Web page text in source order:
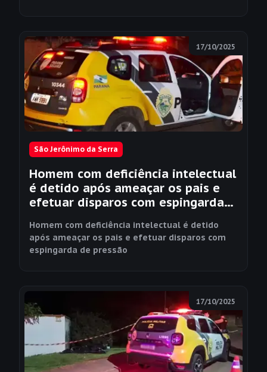
17/10/2025
São Jerônimo da Serra
Homem com deficiência intelectual
é detido após ameaçar os pais e
efetuar disparos com espingarda
Homem com deficiência intelectual é detido
após ameaçar os pais e efetuar disparos com
espingarda de pressão
17/10/2025